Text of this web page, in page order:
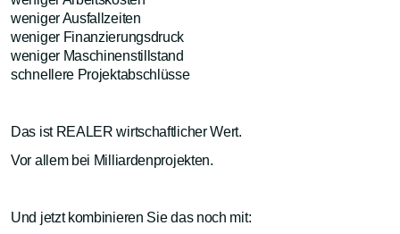
weniger Ausfallzeiten
weniger Finanzierungsdruck
weniger Maschinenstillstand
schnellere Projektabschlüsse
Das ist REALER wirtschaftlicher Wert.
Vor allem bei Milliardenprojekten.
Und jetzt kombinieren Sie das noch mit: